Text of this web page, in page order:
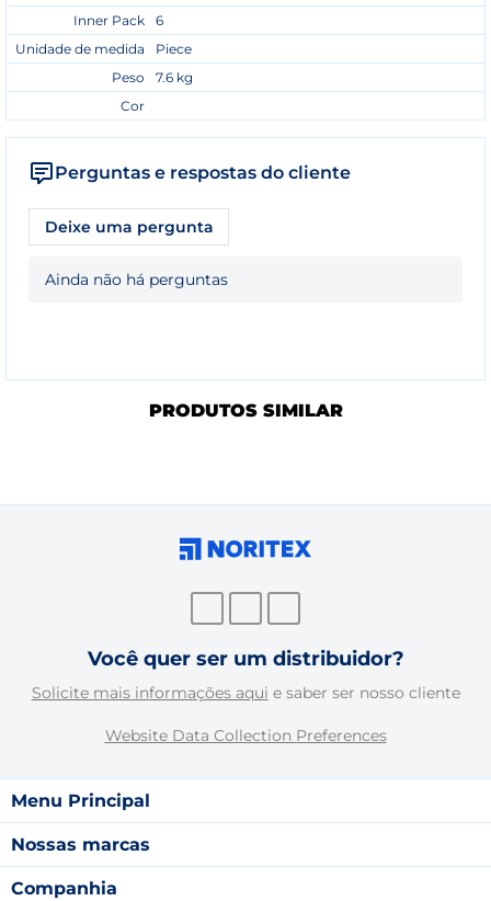
Inner Pack
6
Unidade de medida
Piece
Peso
7.6 kg
Cor
Perguntas e respostas do cliente
Deixe uma pergunta
Ainda não há perguntas
PRODUTOS SIMILAR
Você quer ser um distribuidor?
Solicite mais informações aqui e saber ser nosso cliente
Website Data Collection Preferences
Menu Principal
Nossas marcas
Companhia